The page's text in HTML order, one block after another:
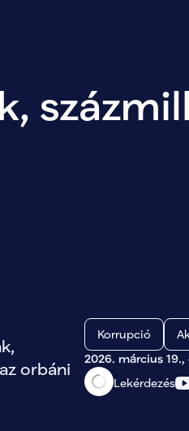
orbáni
Korrupció
2026. március
Lekérdezés